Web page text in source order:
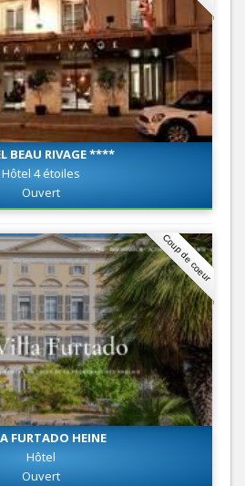
BEAU RIVAGE ****
Hôtel 4 étoiles
Ouvert
Coup de coeur
FURTADO HEINE
Hôtel
Ouvert